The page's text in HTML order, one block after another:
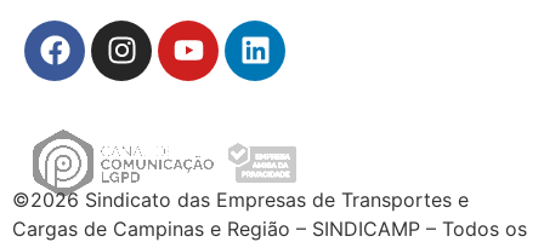
©2026 Sindicato das Empresas de Transportes e
Cargas de Campinas e Região – SINDICAMP – Todos os